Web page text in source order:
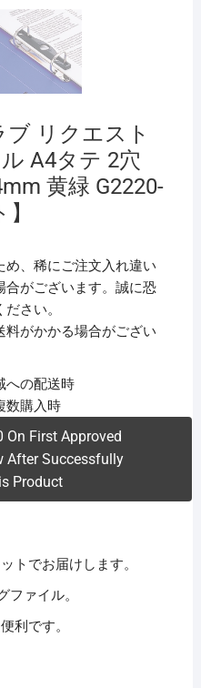
リクエスト
A4タテ 2穴
黄緑 G2220-
、稀にご注文入れ違い
合がございます。誠に恐
さい。
料がかかる場合がござい
への配送時
数購入時
※土日・祝除く
トでお届けします。
ファイル。
利です。
On First Approved
After Successfully
Product